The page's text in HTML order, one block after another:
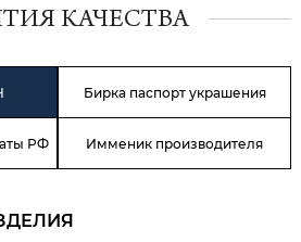
КАЧЕСТВА
Бирка паспорт украшения
РФ Имменик производителя